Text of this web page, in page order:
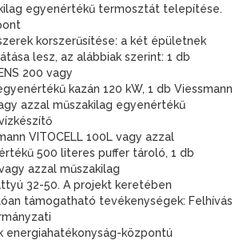
egyenértékű termosztát telepítése.
korszerűsítése: a két épületnek
lesz, az alábbiak szerint: 1 db
200 vagy
kazán 120 kW, 1 db Viessmann
azzal műszakilag egyenértékű
VITOCELL 100L vagy azzal
500 literes puffer tároló, 1 db
azzal műszakilag
32-50. A projekt keretében
támogatható tevékenységek: Felhívás
energiahatékonyság-központú